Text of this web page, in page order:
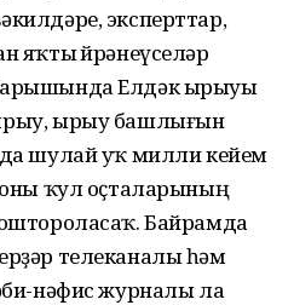
эксперттар,
яҡты өйрәнеүселәр
Елдәк ырыуы
ырыу башлығын
шулай уҡ милли кейем
ҡул оҫталарының
Байрамда
телеканалы һәм
нәфис журналы ла